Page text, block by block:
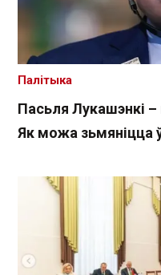
Пасьля Лукашэнкі
Як можа зьмяніцца
Палітыка